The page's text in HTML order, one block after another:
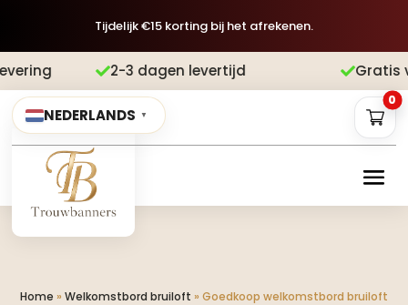
Tijdelijk €15 korting bij het afrekenen.
dagen levertijd Gratis verzending 
NEDERLANDS ▼
0
Home »Welkomstbord bruiloft »Goedkoop welkomstbord bruiloft